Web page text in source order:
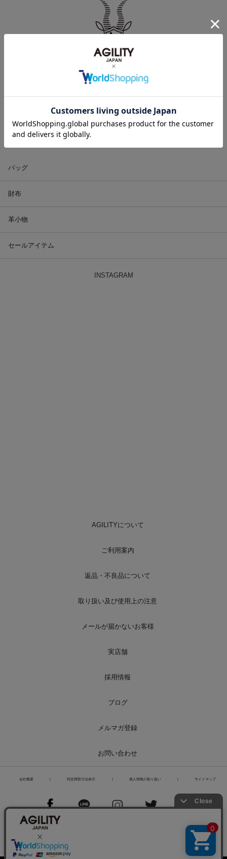
東京の下町、日暮里にある工房。プロが使用するツールバッグを作る事
に…と言う思いから生まれたプロダクト【Affa】。
「スマートな外出」をデザインするAffaは、毎日の外出が快適に、そし
て楽しくなるような、 アイデアにあふれた商品を、一つ一つ丁寧に作
バッグ
財布
革小物
セールアイテム
INSTAGRAM
AGILITYについて
ご利用案内
返品・不良品について
取り扱い及び使用上の注意
メールが届かないお客様
実店舗
採用情報
ブログ
メルマガ登録
お問い合わせ
会社概要 特定商取引法表示 個人情報の取り扱い サイトマップ